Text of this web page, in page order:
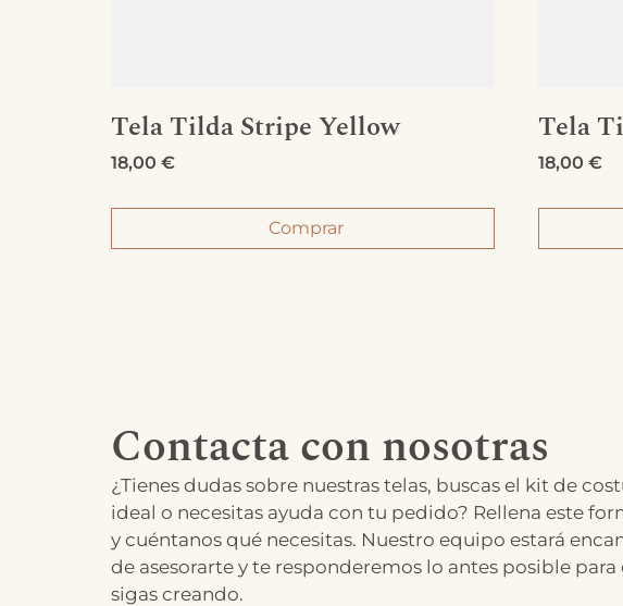
Tela Tilda Stripe Yellow
18,00 €
Comprar
Tela
18,00 €
Contacta con nosotras
¿Tienes dudas sobre nuestras telas, buscas el kit de
ideal o necesitas ayuda con tu pedido? Rellena este
y cuéntanos qué necesitas. Nuestro equipo estará
de asesorarte y te responderemos lo antes posible para
sigas creando.